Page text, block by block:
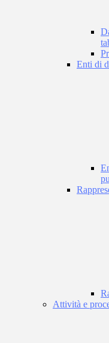
Enti di
Attività e